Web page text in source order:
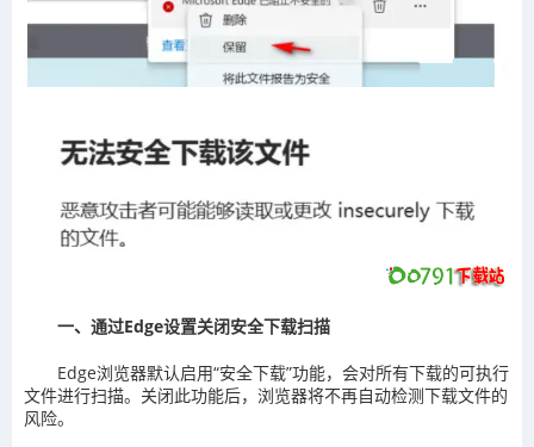
一、通过Edge设置关闭安全下载扫描
Edge浏览器默认启用“安全下载”功能，会对所有下载的可执行
文件进行扫描。关闭此功能后，浏览器将不再自动检测下载文件的
风险。